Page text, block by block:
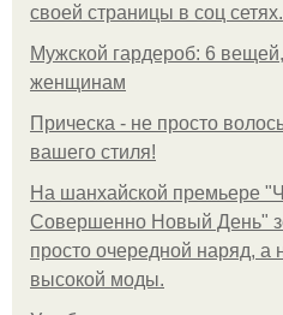
своей страницы в соц сетях.
Мужской гардероб: 6
женщинам
Прическа - не просто
вашего стиля!
На шанхайской премьере
Совершенно Новый День"
просто очередной наряд, а
высокой моды.